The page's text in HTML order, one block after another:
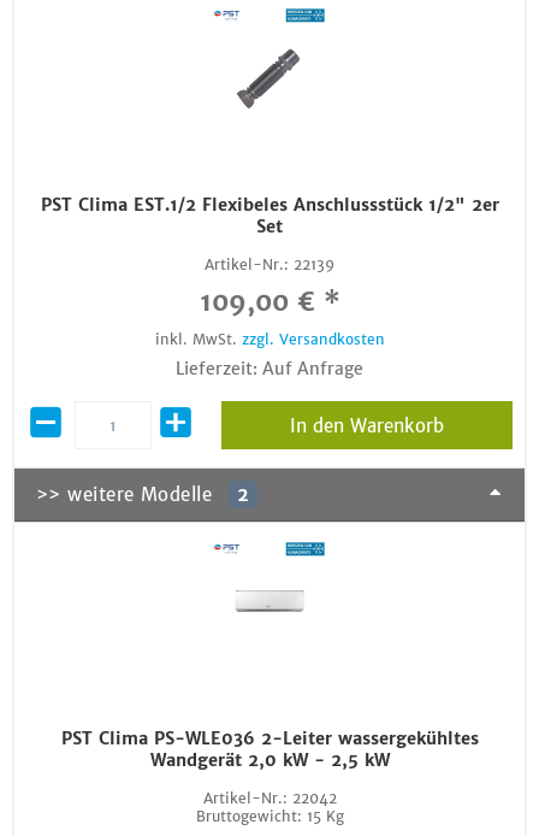
PST Clima EST.1/2 Flexibeles Anschlussstück 1/2" 2er
Set
Artikel-Nr.: 22139
109,00 € *
inkl. MwSt. zzgl. Versandkosten
Lieferzeit: Auf Anfrage
In den Warenkorb
>> weitere Modelle 2
PST Clima PS-WLE036 2-Leiter wassergekühltes
Wandgerät 2,0 kW - 2,5 kW
Artikel-Nr.: 22042
Bruttogewicht: 15 Kg